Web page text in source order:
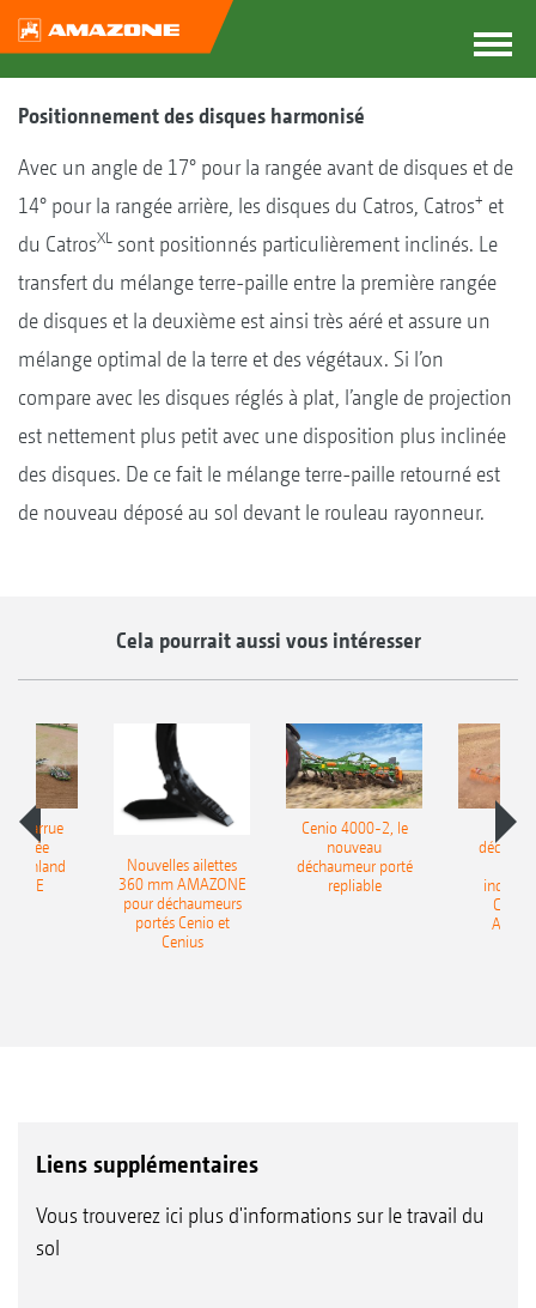
Positionnement des disques harmonisé
Avec un angle de 17° pour la rangée avant de disques et de
14° pour la rangée arrière, les disques du Catros, Catros+ et
du CatrosXL sont positionnés particulièrement inclinés. Le
transfert du mélange terre-paille entre la première rangée
de disques et la deuxième est ainsi très aéré et assure un
mélange optimal de la terre et des végétaux. Si l’on
compare avec les disques réglés à plat, l’angle de projection
est nettement plus petit avec une disposition plus inclinée
des disques. De ce fait le mélange terre-paille retourné est
de nouveau déposé au sol devant le rouleau rayonneur.
Cela pourrait aussi vous intéresser
charrue
portée
Onland
Nouvelles ailettes
360 mm AMAZONE
pour déchaumeurs
portés Cenio et
Cenius
Cenio 4000-2, le
nouveau
déchaumeur porté
repliable
Liens supplémentaires
Vous trouverez ici plus d'informations sur le travail du
sol